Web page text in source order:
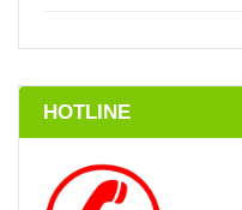
HOTLINE